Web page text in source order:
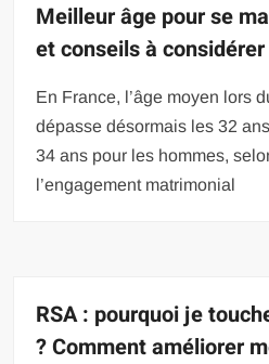
Meilleur âge pour se
et conseils à considérer
En France, l’âge moyen lors
dépasse désormais les 32
34 ans pour les hommes,
l’engagement matrimonial
RSA : pourquoi je
? Comment améliorer